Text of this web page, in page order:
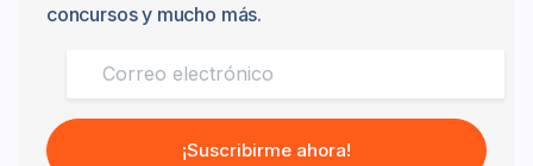
concursos y mucho más.
¡Suscribirme ahora!